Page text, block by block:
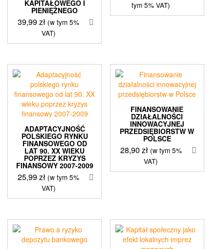
KAPITAŁOWEGO I
PIENIĘŻNEGO
39,99zł (w tym 5%
VAT)
cena
wynosiła:wynosi:
tym 5% VAT)
ADAPTACYJNOŚĆ
POLSKIEGO RYNKU
FINANSOWEGO OD
LAT 90. XX WIEKU
POPRZEZ KRYZYS
FINANSOWY 2007-2009
25,99zł (w tym 5%
VAT)
FINANSOWANIE
DZIAŁALNOŚCI
INNOWACYJNEJ
PRZEDSIĘBIORSTW W
POLSCE
28,90 zł (w tym 5%
VAT)